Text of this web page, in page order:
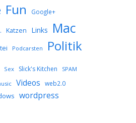
Fun Google+
Katzen Links Mac
Podcarsten Politik
Sex Slick's Kitchen SPAM
Videos web2.0
wordpress